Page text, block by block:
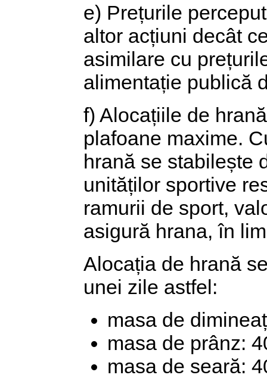
e) Prețurile
altor acțiuni decât
asimilare cu
alimentație publică
f) Alocațiile de
plafoane maxime.
hrană se stabilește
unităților sportive
ramurii de sport,
asigură hrana, în
Alocația de hrană
unei zile astfel:
masa de
masa de prânz:
masa de seară: